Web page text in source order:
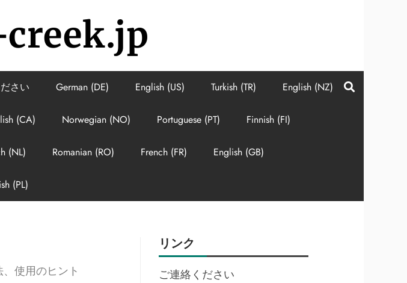
さい German (DE) English (US) Turkish (TR) English (NZ)
(CA) Norwegian (NO) Portuguese (PT) Finnish (FI)
(NL) Romanian (RO) French (FR) English (GB)
(PL)
使用のヒント
リンク
ご連絡ください